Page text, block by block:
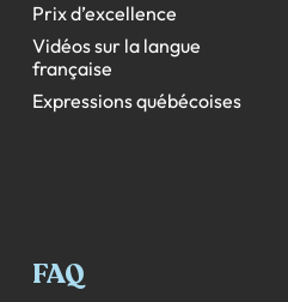
Prix d’excellence
Vidéos sur la langue
française
Expressions québécoises
FAQ